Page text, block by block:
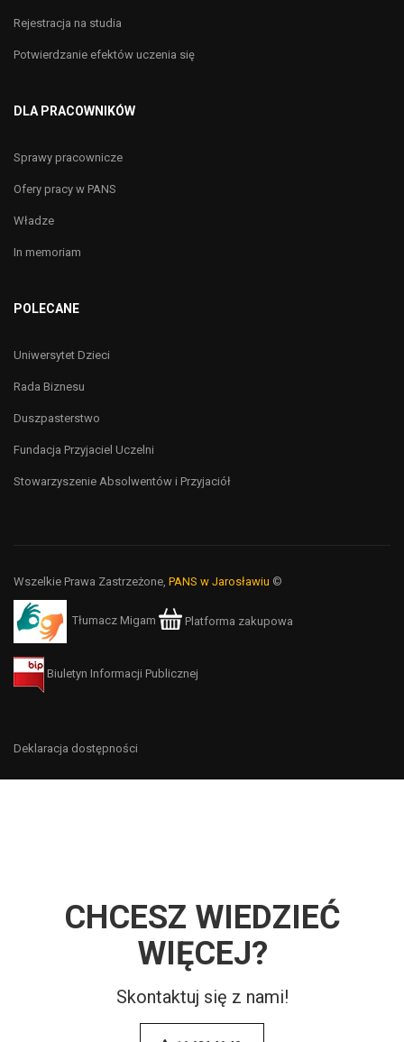
Rejestracja na studia
Potwierdzanie efektów uczenia się
DLA PRACOWNIKÓW
Sprawy pracownicze
Ofery pracy w PANS
Władze
In memoriam
POLECANE
Uniwersytet Dzieci
Rada Biznesu
Duszpasterstwo
Fundacja Przyjaciel Uczelni
Stowarzyszenie Absolwentów i Przyjaciół
Wszelkie Prawa Zastrzeżone, PANS w Jarosławiu ©
Tłumacz Migam Platforma zakupowa
Biuletyn Informacji Publicznej
Deklaracja dostępności
CHCESZ WIEDZIEĆ
WIĘCEJ?
Skontaktuj się z nami!